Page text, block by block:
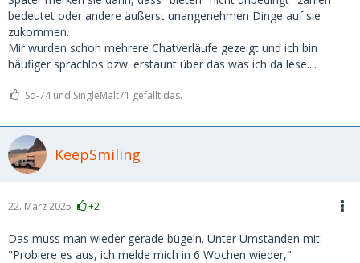
bedeutet oder andere äußerst unangenehmen Dinge auf sie
zukommen.
Mir wurden schon mehrere Chatverläufe gezeigt und ich bin
häufiger sprachlos bzw. erstaunt über das was ich da lese....
Sd-74 und SingleMalt71 gefällt das.
KeepSmiling
22. März 2025 +2
Das muss man wieder gerade bügeln. Unter Umständen mit:
"Probiere es aus, ich melde mich in 6 Wochen wieder,"